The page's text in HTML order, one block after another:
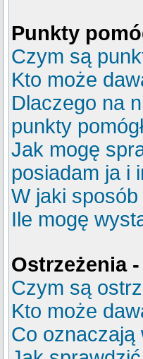
Punkty
Czym są
Kto może
Dlaczego na
punkty
Jak mogę
posiadam ja i
W jaki sposób
Ile mogę
Ostrzeżenia
Czym są
Kto może
Co oznaczają